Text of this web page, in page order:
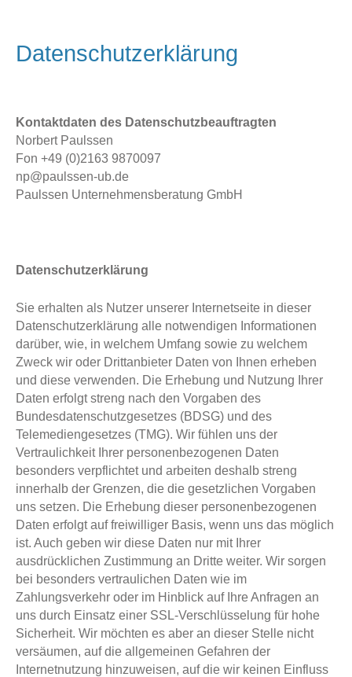
Datenschutzerklärung
Kontaktdaten des Datenschutzbeauftragten
Norbert Paulssen
Fon +49 (0)2163 9870097
np@paulssen-ub.de
Paulssen Unternehmensberatung GmbH
Datenschutzerklärung
Sie erhalten als Nutzer unserer Internetseite in dieser
Datenschutzerklärung alle notwendigen Informationen
darüber, wie, in welchem Umfang sowie zu welchem
Zweck wir oder Drittanbieter Daten von Ihnen erheben
und diese verwenden. Die Erhebung und Nutzung Ihrer
Daten erfolgt streng nach den Vorgaben des
Bundesdatenschutzgesetzes (BDSG) und des
Telemediengesetzes (TMG). Wir fühlen uns der
Vertraulichkeit Ihrer personenbezogenen Daten
besonders verpflichtet und arbeiten deshalb streng
innerhalb der Grenzen, die die gesetzlichen Vorgaben
uns setzen. Die Erhebung dieser personenbezogenen
Daten erfolgt auf freiwilliger Basis, wenn uns das möglich
ist. Auch geben wir diese Daten nur mit Ihrer
ausdrücklichen Zustimmung an Dritte weiter. Wir sorgen
bei besonders vertraulichen Daten wie im
Zahlungsverkehr oder im Hinblick auf Ihre Anfragen an
uns durch Einsatz einer SSL-Verschlüsselung für hohe
Sicherheit. Wir möchten es aber an dieser Stelle nicht
versäumen, auf die allgemeinen Gefahren der
Internetnutzung hinzuweisen, auf die wir keinen Einfluss